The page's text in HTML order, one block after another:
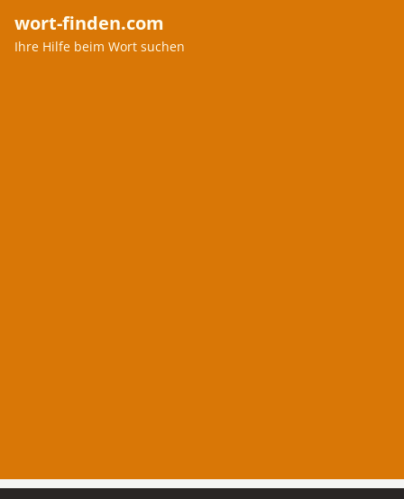
wort-finden.com
Ihre Hilfe beim Wort suchen